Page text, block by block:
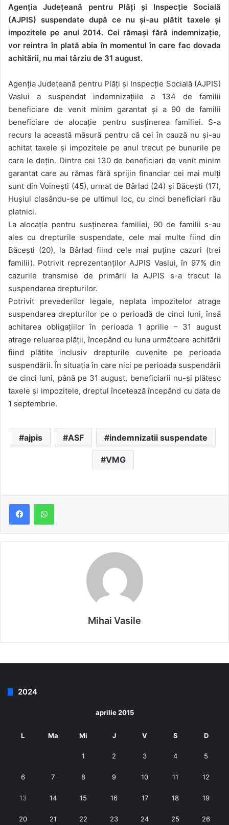
Agenția Județeană pentru Plăți și Inspecție Socială
(AJPIS) suspendate după ce nu și-au plătit taxele și
impozitele pe anul 2014. Cei rămași fără indemnizație,
vor reintra în plată abia în momentul în care fac dovada
achitării, nu mai târziu de 31 august.
Agenția Județeană pentru Plăți și Inspecție Socială (AJPIS)
Vaslui a suspendat indemnizațiile a 134 de familii
beneficiare de venit minim garantat și a 90 de familii
beneficiare de alocație pentru susținerea familiei. S-a
recurs la această măsură pentru că cei în cauză nu și-au
achitat taxele și impozitele pe anul trecut pe bunurile pe
care le dețin. Dintre cei 130 de beneficiari de venit minim
garantat care au rămas fără sprijin financiar cei mai mulți
sunt din Voinești (45), urmat de Bârlad (24) și Băcești (17),
Hușiul clasându-se pe ultimul loc, cu cinci beneficiari rău
platnici.
La alocația pentru susținerea familiei, 90 de familii s-au
ales cu drepturile suspendate, cele mai multe fiind din
Băcești (20), la Bârlad fiind cele mai puține cazuri (trei
familii). Potrivit reprezentanților AJPIS Vaslui, în 97% din
cazurile transmise de primării la AJPIS s-a trecut la
suspendarea drepturilor.
Potrivit prevederilor legale, neplata impozitelor atrage
suspendarea drepturilor pe o perioadă de cinci luni, însă
achitarea obligațiilor în perioada 1 aprilie – 31 august
atrage reluarea plății, începând cu luna următoare achitării
fiind plătite inclusiv drepturile cuvenite pe perioada
suspendării. În situația în care nici pe perioada suspendării
de cinci luni, până pe 31 august, beneficiarii nu-și plătesc
taxele și impozitele, dreptul încetează începând cu data de
1 septembrie.
ajpis ASF indemnizatii suspendate
VMG
Mihai Vasile
2024
aprilie 2015
L Ma Mi J V S D
1 2 3 4 5
6 7 8 9 10 11 12
13 14 15 16 17 18 19
20 21 22 23 24 25 26